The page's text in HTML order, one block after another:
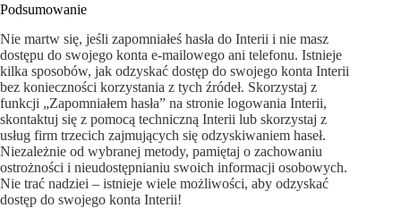
Podsumowanie
Nie martw się, jeśli zapomniałeś hasła do Interii i nie masz
dostępu do swojego konta e-mailowego ani telefonu. Istnieje
kilka sposobów, jak odzyskać dostęp do swojego konta Interii
bez konieczności korzystania z tych źródeł. Skorzystaj z
funkcji „Zapomniałem hasła” na stronie logowania Interii,
skontaktuj się z pomocą techniczną Interii lub skorzystaj z
usług firm trzecich zajmujących się odzyskiwaniem haseł.
Niezależnie od wybranej metody, pamiętaj o zachowaniu
ostrożności i nieudostępnianiu swoich informacji osobowych.
Nie trać nadziei – istnieje wiele możliwości, aby odzyskać
dostęp do swojego konta Interii!